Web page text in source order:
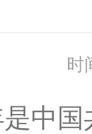
时
国共